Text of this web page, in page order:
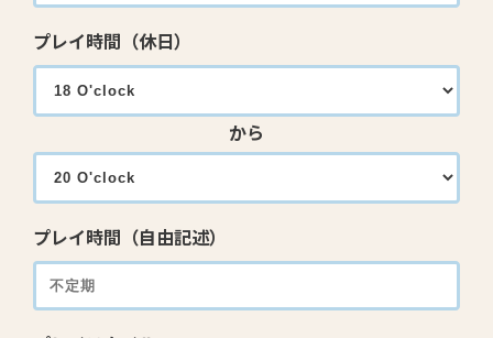
プレイ時間（休日）
から
プレイ時間（自由記述）